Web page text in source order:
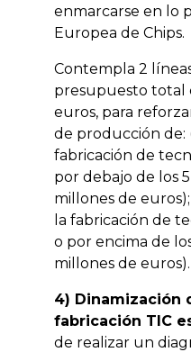
enmarcarse en lo
Europea de Chips.
Contempla 2
presupuesto total
euros, para
de producción de:
fabricación de
por debajo de los
millones de
la fabricación de
o por encima de
millones de euros).
4) Dinamización
fabricación TIC
de realizar un